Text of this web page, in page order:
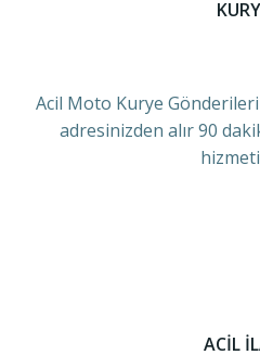
Acil Moto Kurye
adresinizden alır 90
ACİL